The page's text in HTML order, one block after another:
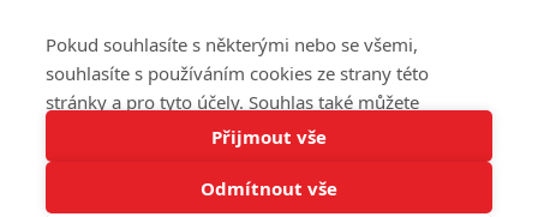
Tato stránka používá soubory cookies.
© 2016 – 2026 FandimeSerialum.cz / All rights reserved /
Pokud souhlasíte s některými nebo se všemi,
souhlasíte s používáním cookies ze strany této
stránky a pro tyto účely. Souhlas také můžete
odmítnout, ale v takovém případě vám na stránce
nebudou k dispozici některé personalizované funkce.
Vaše volby souhlasu se budou vztahovat pouze na
Přijmout vše
Odmítnout vše